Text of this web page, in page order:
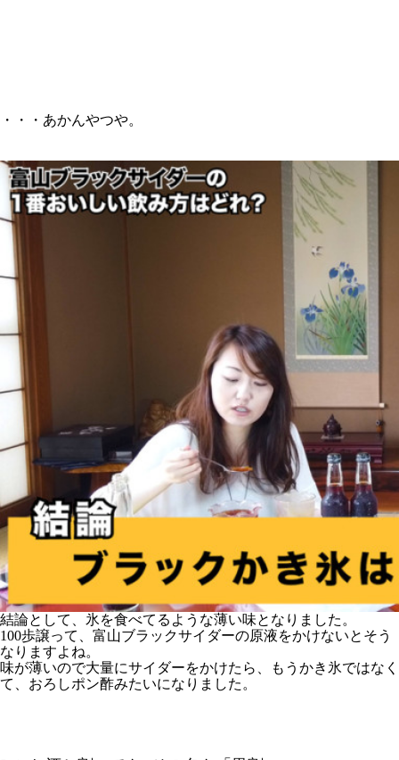
・・・あかんやつや。
結論として、氷を食べてるような薄い味となりました。
100歩譲って、富山ブラックサイダーの原液をかけないとそう
なりますよね。
味が薄いので大量にサイダーをかけたら、もうかき氷ではなく
て、おろしポン酢みたいになりました。